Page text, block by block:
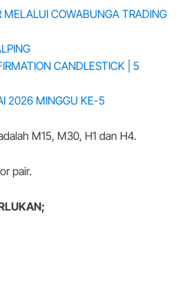
MELALUI COWABUNGA TRADING
CANDLESTICK | 5
2026 MINGGU KE-5
M15, M30, H1 dan H4.
pair.